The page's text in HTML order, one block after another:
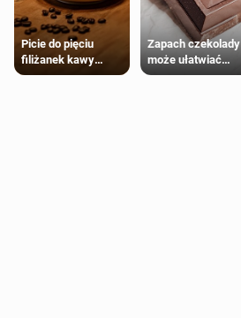
Picie do pięciu
filiżanek kawy
dziennie jest
Zapach czekolady
może ułatwiać
trening siłowy